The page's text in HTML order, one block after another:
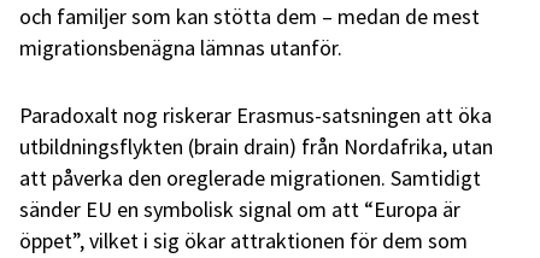
och familjer som kan stötta dem – medan de mest
migrationsbenägna lämnas utanför.
Paradoxalt nog riskerar Erasmus-satsningen att öka
utbildningsflykten (brain drain) från Nordafrika, utan
att påverka den oreglerade migrationen. Samtidigt
sänder EU en symbolisk signal om att “Europa är
öppet”, vilket i sig ökar attraktionen för dem som